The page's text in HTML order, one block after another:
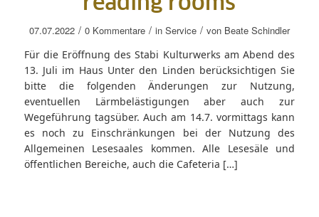
07.07.2022 / 0 Kommentare / in Service / von Beate Schindler
Für die Eröffnung des Stabi Kulturwerks am Abend des
13. Juli im Haus Unter den Linden berücksichtigen Sie
bitte die folgenden Änderungen zur Nutzung,
eventuellen Lärmbelästigungen aber auch zur
Wegeführung tagsüber. Auch am 14.7. vormittags kann
es noch zu Einschränkungen bei der Nutzung des
Allgemeinen Lesesaales kommen. Alle Lesesäle und
öffentlichen Bereiche, auch die Cafeteria […]